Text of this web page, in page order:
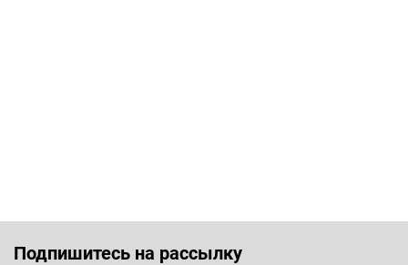
Подпишитесь на рассылку